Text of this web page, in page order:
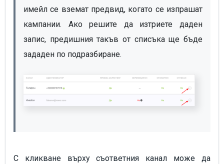
имейл се вземат предвид, когато се изпрашат
кампании. Ако решите да изтриете даден
запис, предишния такъв от списъка ще бъде
С кликване върху съответния канал може да